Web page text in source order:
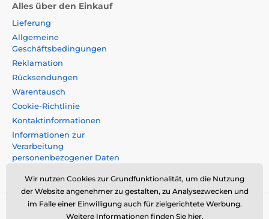
Alles über den Einkauf
Lieferung
Allgemeine
Geschäftsbedingungen
Reklamation
Rücksendungen
Warentausch
Cookie-Richtlinie
Kontaktinformationen
Informationen zur
Verarbeitung
personenbezogener Daten
Momanio s.r.o., Okružní 361/14, 74718, Píšt',
Wir nutzen Cookies zur Grundfunktionalität, um die Nutzung
der Website angenehmer zu gestalten, zu Analysezwecken und
im Falle einer Einwilligung auch für zielgerichtete Werbung.
Weitere Informationen finden Sie hier.